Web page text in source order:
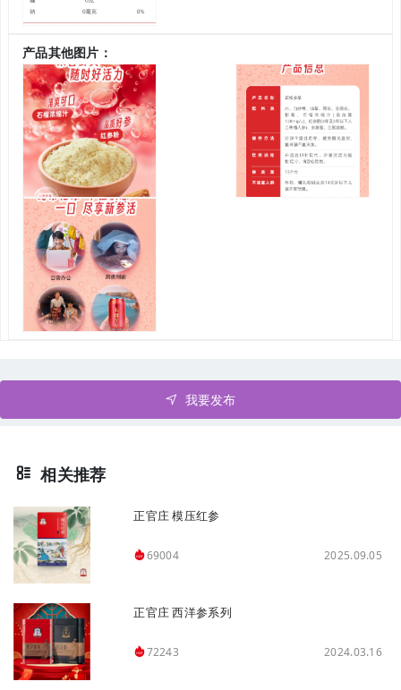
产品其他图片：
我要发布
相关推荐
正官庄 模压红参
69004 2025.09.05
正官庄 西洋参系列
72243 2024.03.16